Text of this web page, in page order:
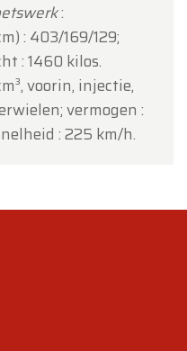
:
: 403/169/129;
: 1460 kilos.
voorin, injectie,
vermogen :
: 225 km/h.